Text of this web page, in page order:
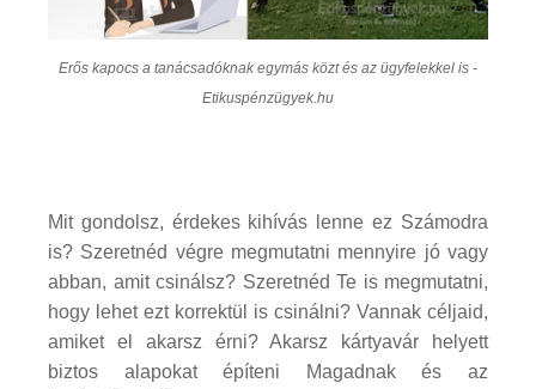
Erős kapocs a tanácsadóknak egymás közt és az ügyfelekkel is -
Etikuspénzügyek.hu
Mit gondolsz, érdekes kihívás lenne ez Számodra
is? Szeretnéd végre megmutatni mennyire jó vagy
abban, amit csinálsz? Szeretnéd Te is megmutatni,
hogy lehet ezt korrektül is csinálni? Vannak céljaid,
amiket el akarsz érni? Akarsz kártyavár helyett
biztos alapokat építeni Magadnak és az